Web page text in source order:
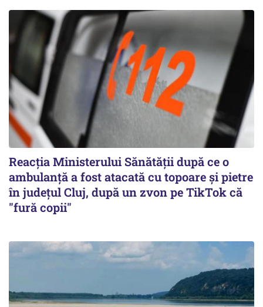
Reacția Ministerului Sănătății după ce o
ambulanță a fost atacată cu topoare și pietre
în județul Cluj, după un zvon pe TikTok că
"fură copii"